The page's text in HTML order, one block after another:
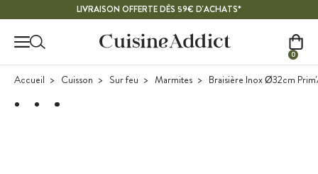
LIVRAISON OFFERTE DÈS 59€ D'ACHATS*
0
Accueil Cuisson Sur feu Marmites Braisière Inox Ø32cm